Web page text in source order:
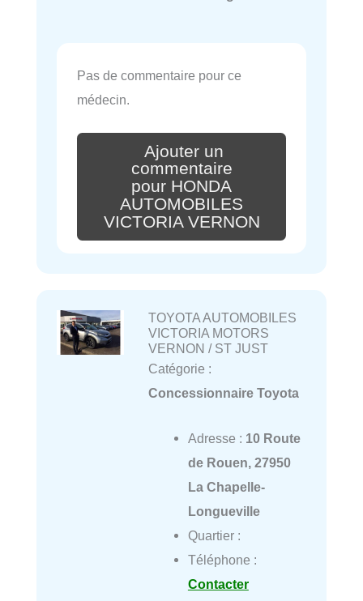
Pas de commentaire pour ce
médecin.
Ajouter un
commentaire
pour HONDA
AUTOMOBILES
VICTORIA VERNON
TOYOTA AUTOMOBILES
VICTORIA MOTORS
VERNON / ST JUST
Catégorie :
Concessionnaire Toyota
Adresse : 10 Route
de Rouen, 27950
La Chapelle-
Longueville
Quartier :
Téléphone :
Contacter